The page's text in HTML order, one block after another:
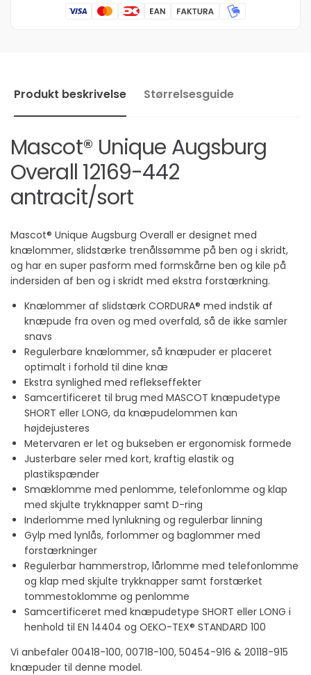
Produkt beskrivelse Størrelsesguide
Mascot® Unique Augsburg
Overall 12169-442
antracit/sort
Mascot® Unique Augsburg Overall er designet med
knælommer, slidstærke trenålssømme på ben og i skridt,
og har en super pasform med formskårne ben og kile på
indersiden af ben og i skridt med ekstra forstærkning.
Knælommer af slidstærk CORDURA® med indstik af
knæpude fra oven og med overfald, så de ikke samler
snavs
Regulerbare knælommer, så knæpuder er placeret
optimalt i forhold til dine knæ
Ekstra synlighed med reflekseffekter
Samcertificeret til brug med MASCOT knæpudetype
SHORT eller LONG, da knæpudelommen kan
højdejusteres
Metervaren er let og bukseben er ergonomisk formede
Justerbare seler med kort, kraftig elastik og
plastikspænder
Smæklomme med penlomme, telefonlomme og klap
med skjulte trykknapper samt D-ring
Inderlomme med lynlukning og regulerbar linning
Gylp med lynlås, forlommer og baglommer med
forstærkninger
Regulerbar hammerstrop, lårlomme med telefonlomme
og klap med skjulte trykknapper samt forstærket
tommestoklomme og penlomme
Samcertificeret med knæpudetype SHORT eller LONG i
henhold til EN 14404 og OEKO-TEX® STANDARD 100
Vi anbefaler 00418-100, 00718-100, 50454-916 & 20118-915
knæpuder til denne model.